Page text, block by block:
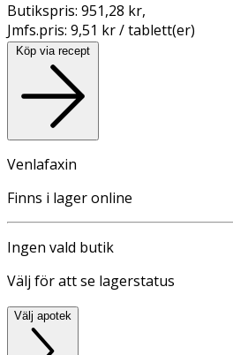
Butikspris: 951,28 kr,
Jmfs.pris: 9,51 kr / tablett(er)
Köp via recept
Venlafaxin
Finns i lager online
Ingen vald butik
Välj för att se lagerstatus
Välj apotek